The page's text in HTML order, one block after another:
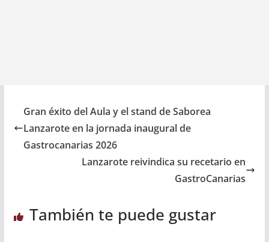
Gran éxito del Aula y el stand de Saborea
Lanzarote en la jornada inaugural de
Gastrocanarias 2026
Lanzarote reivindica su recetario en
GastroCanarias
También te puede gustar